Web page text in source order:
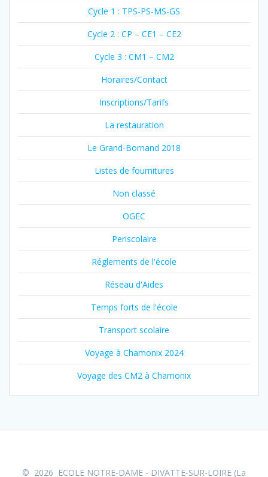
Cycle 1 : TPS-PS-MS-GS
Cycle 2 : CP – CE1 – CE2
Cycle 3 : CM1 – CM2
Horaires/Contact
Inscriptions/Tarifs
La restauration
Le Grand-Bornand 2018
Listes de fournitures
Non classé
OGEC
Periscolaire
Réglements de l'école
Réseau d'Aides
Temps forts de l'école
Transport scolaire
Voyage à Chamonix 2024
Voyage des CM2 à Chamonix
© 2026 ECOLE NOTRE-DAME - DIVATTE-SUR-LOIRE (La